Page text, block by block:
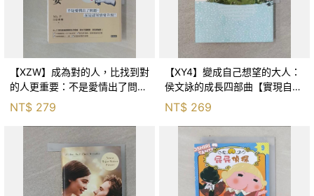
【XZW】成為對的人，比找到對
的人更重要：不是愛情出了問
題，而是認知需要升級！_Mr. P
NT$ 279
【XY4】變成自己想望的大人：
侯文詠的成長四部曲【實現自
己】_侯文詠
NT$ 269